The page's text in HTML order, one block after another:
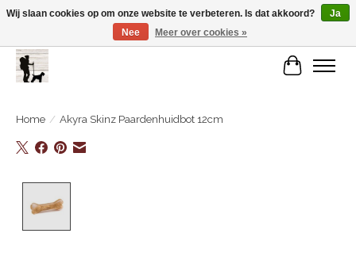
De Link..... Alles op maat voor je beste kameraard!
Home / Akyra Skinz Paardenhuidbot 12cm
Wij slaan cookies op om onze website te verbeteren. Is dat akkoord?
Ja
Nee
Meer over cookies »